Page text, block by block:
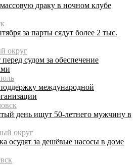
драку в ночном клубе
за парты сядут более 2 тыс.
округ
судом за обеспечение
международной
день ищут 50-летнего мужчину в
округ
осудят за дешёвые насосы в доме